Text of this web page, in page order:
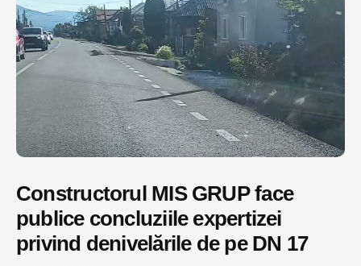
Constructorul MIS GRUP face
publice concluziile expertizei
privind denivelările de pe DN 17